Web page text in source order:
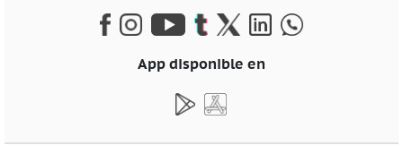
App disponible en